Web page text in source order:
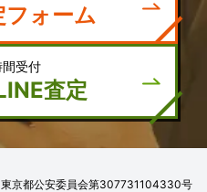
フォーム
受付
査定
京都公安委員会第307731104330号